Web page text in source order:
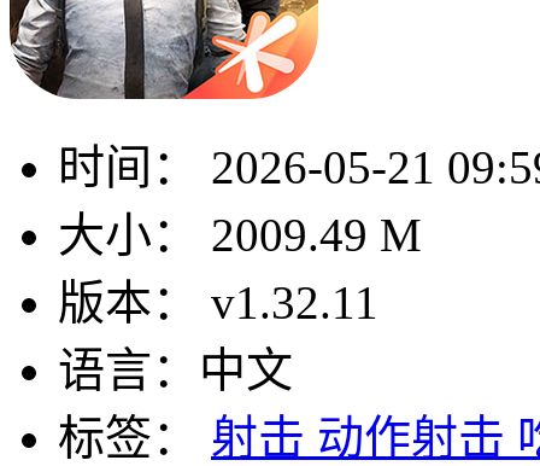
时间：
2026-05-21
大小：
2009.49 M
版本：
v1.32.11
语言： 中文
标签：
射击 动作射击